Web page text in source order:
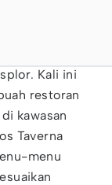
Kali ini
restoran
kawasan
Taverna
menu